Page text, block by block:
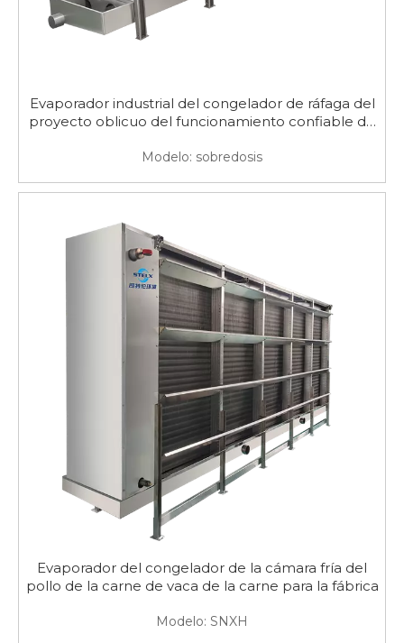
Evaporador industrial del congelador de ráfaga del
proyecto oblicuo del funcionamiento confiable de
Modelo: sobredosis
Evaporador del congelador de la cámara fría del
pollo de la carne de vaca de la carne para la fábrica
Modelo: SNXH